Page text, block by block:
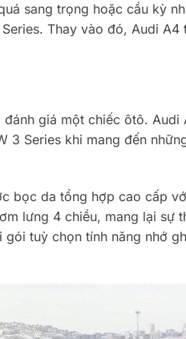
sang trọng hoặc cầu kỳ
Thay vào đó, Audi
giá một chiếc ôtô.
3 Series khi mang đến
bọc da tổng hợp cao cấp
lưng 4 chiều, mang lại sự
tuỳ chọn tính năng nhớ